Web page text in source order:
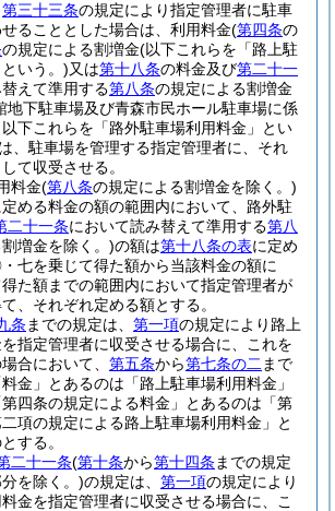
第三十三条の規定により指定管理者に駐車
ることとした場合は、利用料金(第四条の
の規定による割増金(以下これらを「路上駐
いう。)又は第十八条の料金及び第二十一
えて準用する第八条の規定による割増金
地下駐車場及び青森市民ホール駐車場に係
下これらを「路外駐車場利用料金」とい
は、駐車場を管理する指定管理者に、それ
て収受させる。
料金(第八条の規定による割増金を除く。)
定める料金の額の範囲内において、路外駐
二十一条において読み替えて準用する第八
増金を除く。)の額は第十八条の表に定め
七を乗じて得た額から当該料金の額に
た額までの範囲内において指定管理者が
、それぞれ定める額とする。
条 までの規定は、 第一項の規定により路上
指定管理者に収受させる場合に、これを
合において、 第五条から第七条の二 まで
金」とあるのは「路上駐車場利用料金」
四条の規定による料金」とあるのは「第
項の規定による路上駐車場利用料金」と
する。
二十一条(第十条から第十四条 までの規定
を除く。)の規定は、 第一項の規定により
金を指定管理者に収受させる場合に、こ